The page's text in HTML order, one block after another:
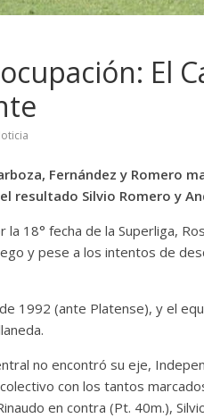
El
Fernández y Romero
resultado Silvio Romero y
18° fecha de la Superliga,
y pese a los intentos de
1992 (ante Platense), y el
no encontró su eje,
con los tantos
en contra (Pt. 40m.),